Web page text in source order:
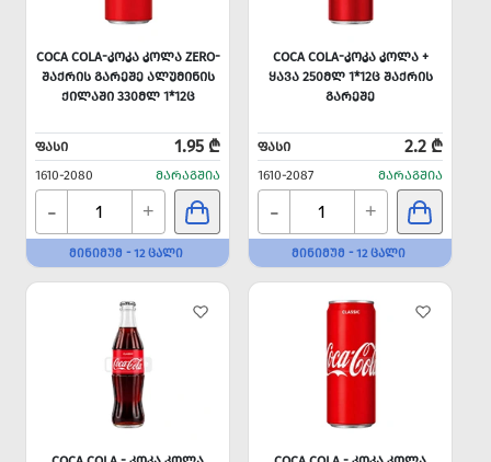
COCA COLA-ᲙᲝᲙᲐ ᲙᲝᲚᲐ ZERO-
ᲨᲐᲥᲠᲘᲡ ᲒᲐᲠᲔᲨᲔ ᲐᲚᲣᲛᲘᲜᲘᲡ
ᲥᲘᲚᲐᲨᲘ 330ᲛᲚ 1*12Ც
ᲤᲐᲡᲘ 1.95 ₾
1610-2080 ᲛᲐᲠᲐᲒᲨᲘᲐ
- +
ᲛᲘᲜᲘᲛᲣᲛ - 12 ᲪᲐᲚᲘ
COCA COLA-ᲙᲝᲙᲐ ᲙᲝᲚᲐ +
ᲧᲐᲕᲐ 250ᲛᲚ 1*12Ც ᲨᲐᲥᲠᲘᲡ
ᲒᲐᲠᲔᲨᲔ
ᲤᲐᲡᲘ 2.2 ₾
1610-2087 ᲛᲐᲠᲐᲒᲨᲘᲐ
- +
ᲛᲘᲜᲘᲛᲣᲛ - 12 ᲪᲐᲚᲘ